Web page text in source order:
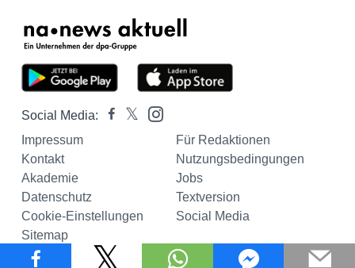
Social Media:
Impressum
Für Redaktionen
Kontakt
Nutzungsbedingungen
Akademie
Jobs
Datenschutz
Textversion
Cookie-Einstellungen
Social Media
Sitemap